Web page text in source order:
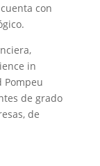
con
in
Pompeu
de grado
de